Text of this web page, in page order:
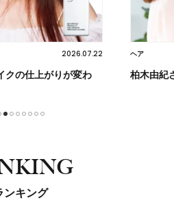
2026.07.17
感動！
スキンケア
【プレゼ
ンキング